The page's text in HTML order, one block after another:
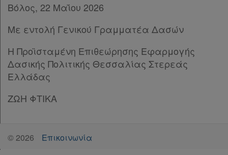
Βόλος, 22 Μαΐου 2026
Με εντολή Γενικού Γραμματέα Δασών
Η Προϊσταμένη Επιθεώρησης Εφαρμογής
Δασικής Πολιτικής Θεσσαλίας Στερεάς
Ελλάδας
ΖΩΗ ΦΤΙΚΑ
©2026 Επικοινωνία